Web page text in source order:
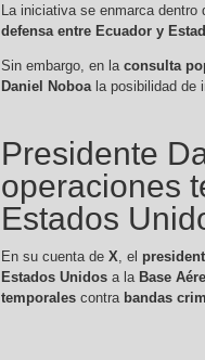
La iniciativa se enmarca
defensa entre Ecuador y
Sin embargo, en la consulta
Daniel Noboala posibilidad de
Presidente
operaciones
Estados
En su cuenta de X, el
Estados Unidos a la Base
temporales contra bandas